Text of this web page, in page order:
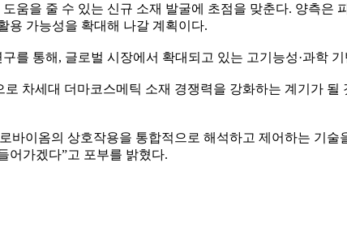
움을 줄 수 있는 신규 소재 발굴에 초점을 맞춘다. 양측은
용 가능성을 확대해 나갈 계획이다.
를 통해, 글로벌 시장에서 확대되고 있는 고기능성·과학
차세대 더마코스메틱 소재 경쟁력을 강화하는 계기가
이옴의 상호작용을 통합적으로 해석하고 제어하는 기
어가겠다”고 포부를 밝혔다.